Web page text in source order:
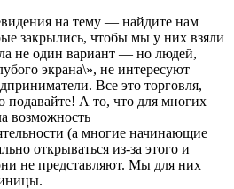
на тему — найдите нам
закрылись, чтобы мы у них взяли
не один вариант — но людей,
экрана\», не интересуют
Все это торговля,
подавайте! А то, что для многих
возможность
(а многие начинающие
открываться из-за этого и
не представляют. Мы для них